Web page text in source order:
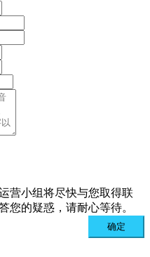
营小组将尽快与您取得联
您的疑惑，请耐心等待。
确定